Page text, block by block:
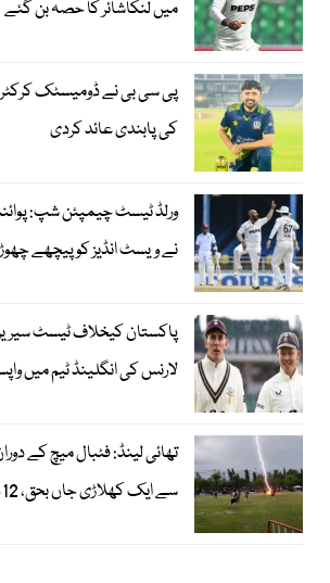
میں لنکاشائر کا حصہ بن گئے
پی سی بی نے ڈومیسٹک کرکٹر
کی پابندی عائد کردی
ورلڈ ٹیسٹ چیمپئن شپ:
نے ویسٹ انڈیز کو پیچھے چھوڑ
پاکستان کیخلاف ٹیسٹ
لارنس کی انگلینڈ ٹیم میں
تھائی لینڈ: فٹبال میچ کے
سے ایک کھلاڑی جاں بحق، 12 زخمی